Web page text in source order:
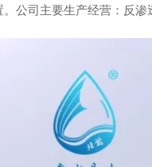
。公司主要生产经营：反